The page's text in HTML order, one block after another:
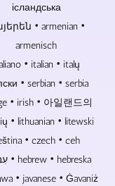
ісландська
• armenian •
armenisch
• italian • italų
• serbian • serbia
• irish • 아일랜드의
• lithuanian • litewski
• czech • ceh
עִברִית • hebrew • hebreska
• javanese • Ġavaniż